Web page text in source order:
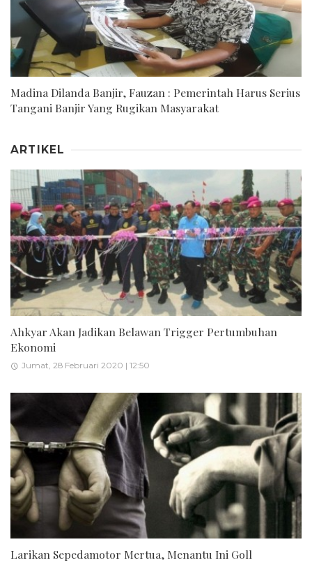
Madina Dilanda Banjir, Fauzan : Pemerintah Harus Serius
Tangani Banjir Yang Rugikan Masyarakat
ARTIKEL
Ahkyar Akan Jadikan Belawan Trigger Pertumbuhan
Ekonomi
Jumat, 28 Februari 2020 | 12:50
Larikan Sepedamotor Mertua, Menantu Ini Goll